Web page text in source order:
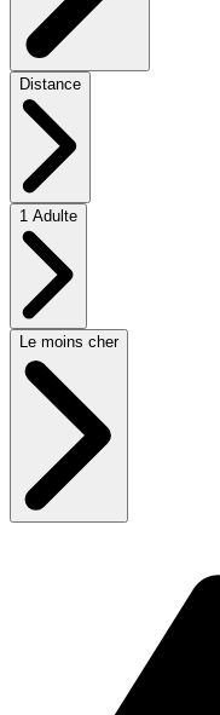
Distance
1 Adulte
Le moins cher